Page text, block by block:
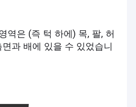
역은 (즉 턱 하에) 목, 팔, 허
과 배에 있을 수 있었습니